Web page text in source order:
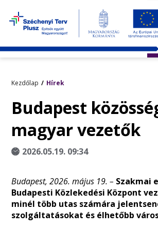
Kezdőlap Hírek
Budapest
magyar vezetők
2026.05.19. 09:34
Budapest, 2026. május 19. – Szakmai
Budapesti Közlekedési Központ
minél több utas számára
szolgáltatásokat és élhetőbb